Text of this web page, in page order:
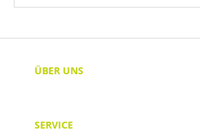
ÜBER UNS
SERVICE